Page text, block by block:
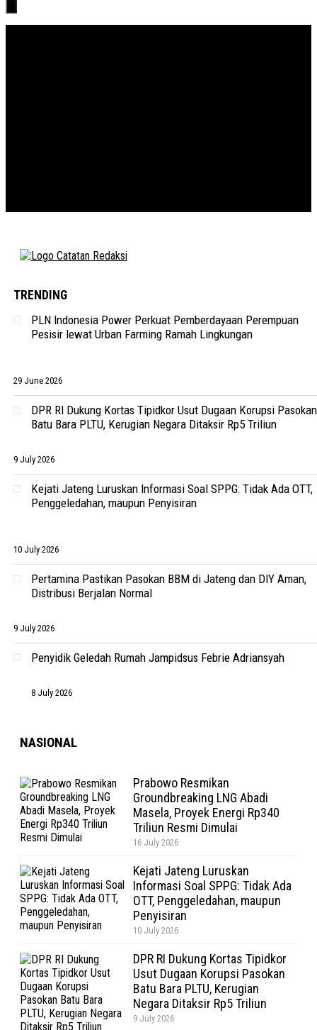
TRENDING
PLN Indonesia Power Perkuat Pemberdayaan Perempuan
Pesisir lewat Urban Farming Ramah Lingkungan
29 June 2026
DPR RI Dukung Kortas Tipidkor Usut Dugaan Korupsi Pasokan
Batu Bara PLTU, Kerugian Negara Ditaksir Rp5 Triliun
9 July 2026
Kejati Jateng Luruskan Informasi Soal SPPG: Tidak Ada OTT,
Penggeledahan, maupun Penyisiran
10 July 2026
Pertamina Pastikan Pasokan BBM di Jateng dan DIY Aman,
Distribusi Berjalan Normal
9 July 2026
Penyidik Geledah Rumah Jampidsus Febrie Adriansyah
8 July 2026
NASIONAL
Prabowo Resmikan
Groundbreaking LNG Abadi
Masela, Proyek Energi Rp340
Triliun Resmi Dimulai
16 July 2026
Kejati Jateng Luruskan
Informasi Soal SPPG: Tidak Ada
OTT, Penggeledahan, maupun
Penyisiran
10 July 2026
DPR RI Dukung Kortas Tipidkor
Usut Dugaan Korupsi Pasokan
Batu Bara PLTU, Kerugian
Negara Ditaksir Rp5 Triliun
9 July 2026